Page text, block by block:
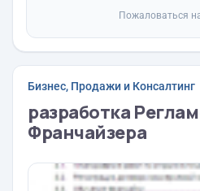
Пожаловаться
Бизнес, Продажи и Консалтинг
разработка
Франчайзера